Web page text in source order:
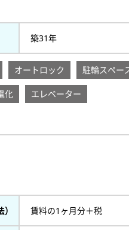
築31年
オートロック 駐輪スペー
化 エレベーター
賃料の1ヶ月分＋税